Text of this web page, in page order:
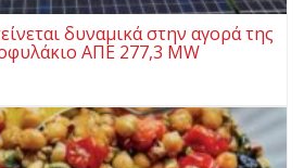
δυναμικά στην αγορά της
ΑΠΕ 277,3 MW